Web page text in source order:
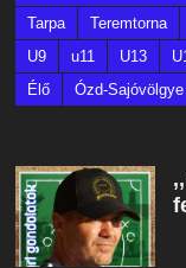
Tarpa
Teremtorna
U9
u11 U13
Élő
Ózd-Sajóvölgye